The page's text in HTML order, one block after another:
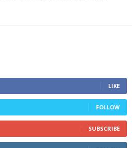
LIKE
FOLLOW
SUBSCRIBE